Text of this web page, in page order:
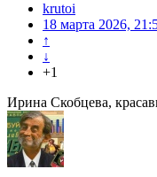
krutoi
18 марта 2026,
↑
↓
+1
Ирина Скобцева,